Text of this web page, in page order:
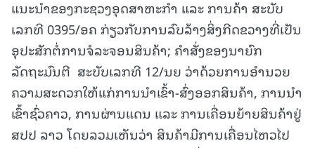
ແນະນໍາຂອງກະຊວງອຸດສາຫະກໍາ ແລະ ການຄ້າ ສະບັບ
ເລກທີ 0395/ອຄ ກ່ຽວກັບການລົບລ້າງສິ່ງກີດຂວາງທີ່ເປັນ
ອຸປະສັກຕໍ່ການຈໍລະຈອນສິນຄ້າ; ຄໍາສັ່ງຂອງນາຍົກ
ລັດຖະມົນຕີ ສະບັບເລກທີ 12/ນຍ ວ່າດ້ວຍການອໍານວຍ
ຄວາມສະດວກໃຫ້ແກ່ການນໍາເຂົ້າ-ສົ່ງອອກສິນຄ້າ, ການນໍາ
ເຂົ້າຊົ່ວຄາວ, ການຜ່ານແດນ ແລະ ການເຄື່ອນຍ້າຍສິນຄ້າຢູ່
ສປປ ລາວ ໂດຍລວມເຫັນວ່າ ສິນຄ້າມີການເຄື່ອນໄຫວໄປ